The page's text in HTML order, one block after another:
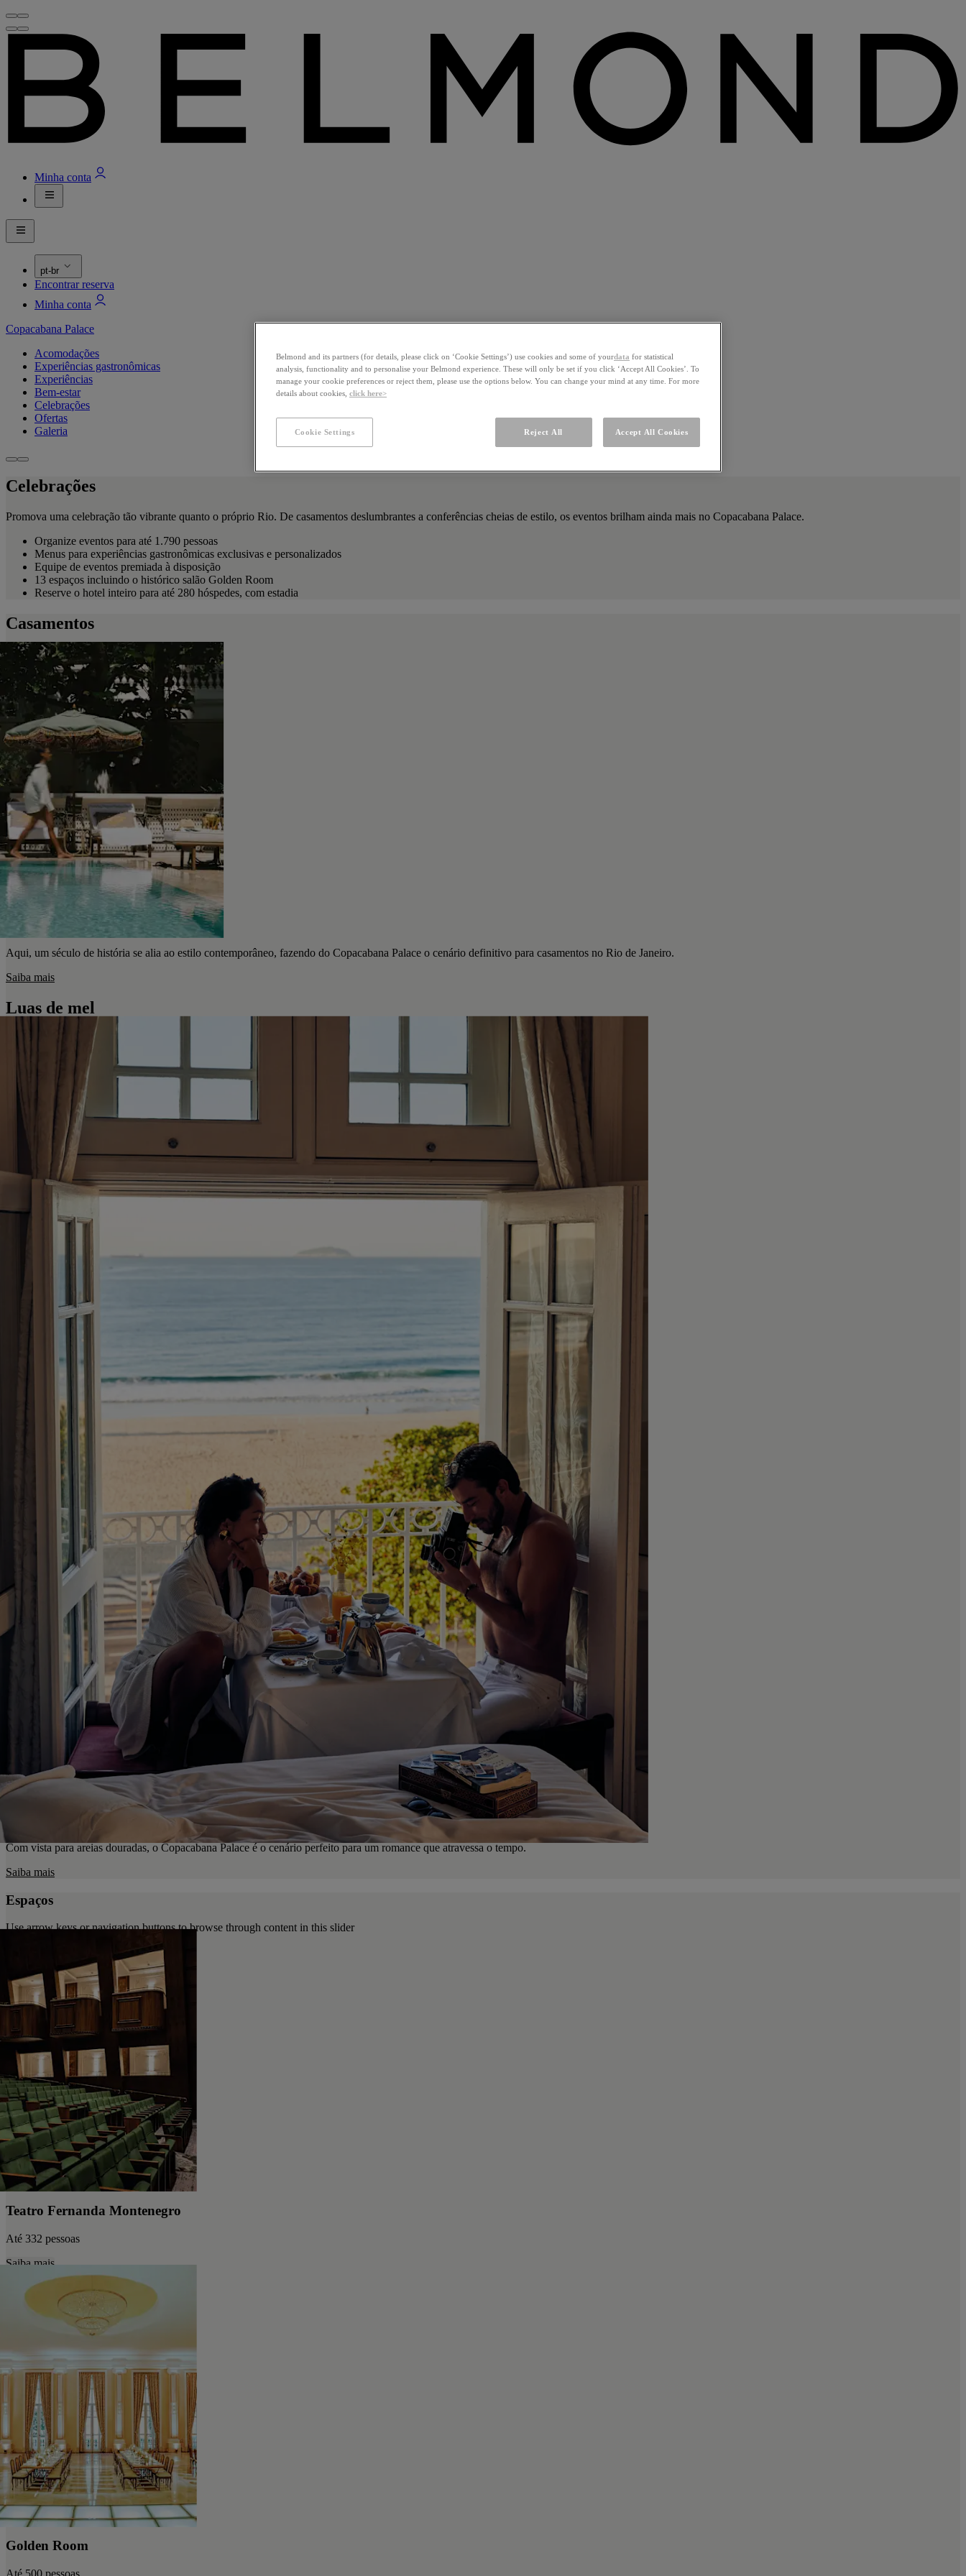
Minha conta
pt-br
Encontrar reserva
Minha conta
Copacabana Palace
Acomodações
Experiências gastronômicas
Experiências
Bem-estar
Celebrações
Ofertas
Galeria
Celebrações
Promova uma celebração tão vibrante quanto o próprio Rio. De casamentos deslumbrantes a conferências cheias de estilo, os eventos brilham ainda mais no Copacabana Palace.
Organize eventos para até 1.790 pessoas
Menus para experiências gastronômicas exclusivas e personalizados
Equipe de eventos premiada à disposição
13 espaços incluindo o histórico salão Golden Room
Reserve o hotel inteiro para até 280 hóspedes, com estadia
Casamentos
Aqui, um século de história se alia ao estilo contemporâneo, fazendo do Copacabana Palace o cenário definitivo para casamentos no Rio de Janeiro.
Saiba mais
Luas de mel
Com vista para areias douradas, o Copacabana Palace é o cenário perfeito para um romance que atravessa o tempo.
Saiba mais
Espaços
Use arrow keys or navigation buttons to browse through content in this slider
Teatro Fernanda Montenegro
Até 332 pessoas
Saiba mais
Golden Room
Até 500 pessoas
Belmond and its partners (for details, please click on ‘Cookie Settings’) use cookies and some of yourdata for statistical
analysis, functionality and to personalise your Belmond experience. These will only be set if you click ‘Accept All Cookies’. To
manage your cookie preferences or reject them, please use the options below. You can change your mind at any time. For more
details about cookies, click here>
Cookie Settings Reject All Accept All Cookies